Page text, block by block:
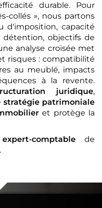
durable. Pour
collés », nous partons
d'imposition, capacité
objectifs de
analyse croisée met
risques : compatibilité
au meublé, impacts
à la revente.
juridique,
stratégie patrimoniale
et protège la
expert-comptable de
.